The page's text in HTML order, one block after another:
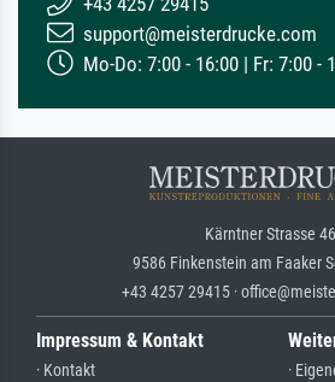
support@meisterdrucke.com
Mo-Do: 7:00 - 16:00 | Fr: 7:00 -
Kärntner Strasse 46
9586 Finkenstein am Faaker
+43 4257 29415 ·
Impressum & Kontakt
· Kontakt
·